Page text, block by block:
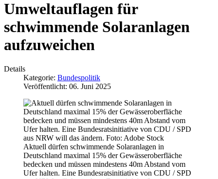
Umweltauflagen für
schwimmende Solaranlagen
aufzuweichen
Details
Kategorie: Bundespolitik
Veröffentlicht: 06. Juni 2025
Aktuell dürfen schwimmende Solaranlagen in
Deutschland maximal 15% der Gewässeroberfläche
bedecken und müssen mindestens 40m Abstand vom
Ufer halten. Eine Bundesratsinitiative von CDU / SPD